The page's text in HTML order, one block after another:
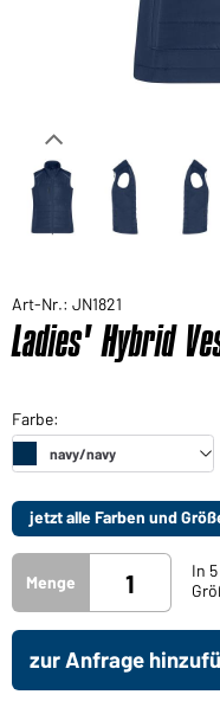
Art-Nr.: JN1821
Ladies' Hybrid
jetzt alle Farben und
Menge
In
zur Anfrage